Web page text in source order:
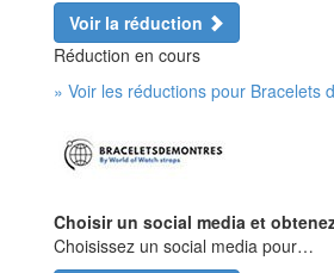
Voir la réduction
Réduction en cours
» Voir les réductions pour Bracelets
Choisir un social media et
Choisissez un social media pour…